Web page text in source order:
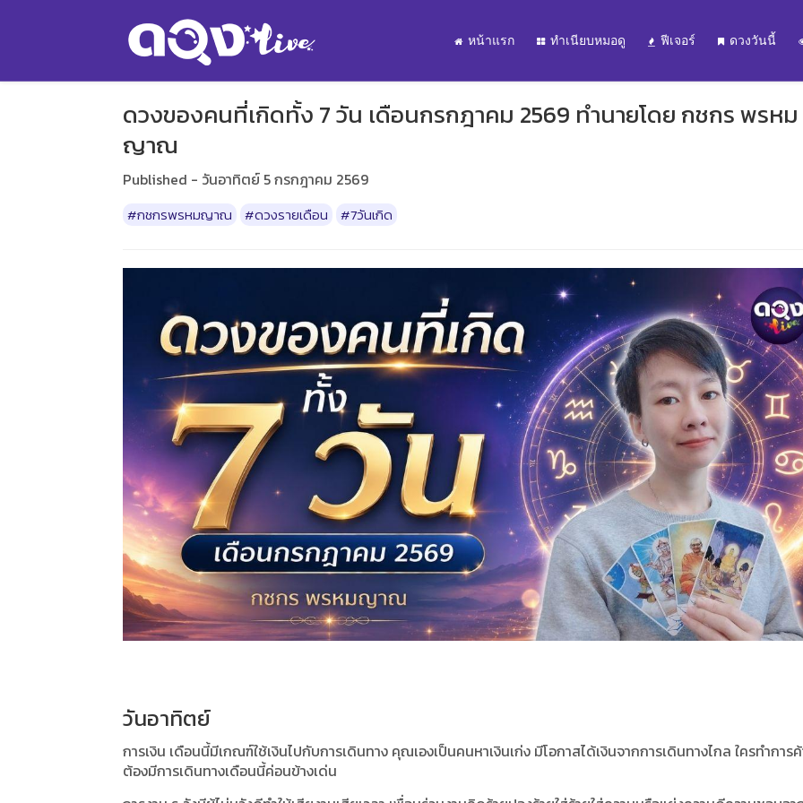
หน้าแรก ทำเนียบหมอดู ฟีเจอร์ ดวงวันนี้
ดวงของคนที่เกิดทั้ง 7 วัน เดือนกรกฎาคม 2569 ทำนายโดย กชกร พรหม
ญาณ
Published - วันอาทิตย์ 5 กรกฎาคม 2569
#กชกรพรหมญาณ #ดวงรายเดือน #7วันเกิด
วันอาทิตย์
การเงิน เดือนนี้มีเกณฑ์ใช้เงินไปกับการเดินทาง คุณเองเป็นคนหาเงินเก่ง มีโอกาสได้เงินจากการเดินทางไกล ใครทำการ
ต้องมีการเดินทางเดือนนี้ค่อนข้างเด่น